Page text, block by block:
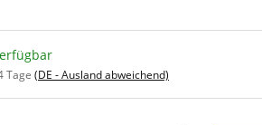
Tage (DE - Ausland abweichend)